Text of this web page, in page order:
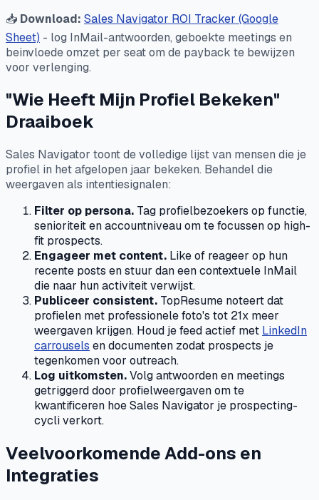
📥 Download: Sales Navigator ROI Tracker (Google
Sheet) - log InMail-antwoorden, geboekte meetings en
beinvloede omzet per seat om de payback te bewijzen
voor verlenging.
"Wie Heeft Mijn Profiel Bekeken"
Draaiboek
Sales Navigator toont de volledige lijst van mensen die je
profiel in het afgelopen jaar bekeken. Behandel die
weergaven als intentiesignalen:
Filter op persona. Tag profielbezoekers op functie,
senioriteit en accountniveau om te focussen op high-
fit prospects.
Engageer met content. Like of reageer op hun
recente posts en stuur dan een contextuele InMail
die naar hun activiteit verwijst.
Publiceer consistent. TopResume noteert dat
profielen met professionele foto's tot 21x meer
weergaven krijgen. Houd je feed actief met LinkedIn
carrousels en documenten zodat prospects je
tegenkomen voor outreach.
Log uitkomsten.Volg antwoorden en meetings
getriggerd door profielweergaven om te
kwantificeren hoe Sales Navigator je prospecting-
cycli verkort.
Veelvoorkomende Add-ons en
Integraties